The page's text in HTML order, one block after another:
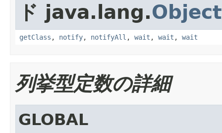
ド java.lang.Object
getClass , notify, notifyAll , wait , wait , wait
列挙型定数の詳細
GLOBAL